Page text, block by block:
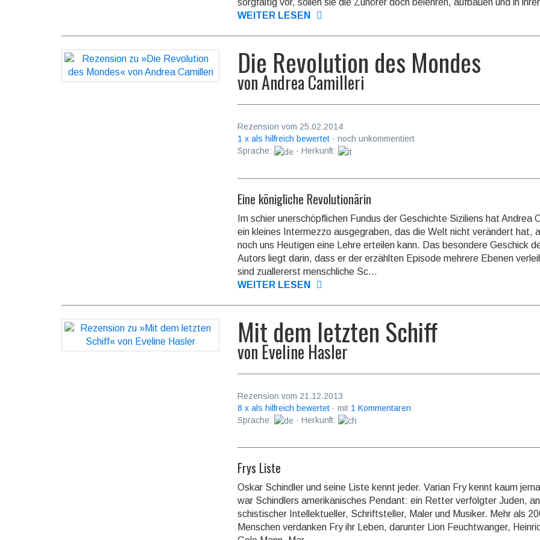
sorg­fäl­tig vor, sollen sie die Zuhörer doch belehren, aufbauen und in
WEITER LESEN
Die Revolution des Mondes
vonAndrea Camilleri
Rezension vom 25.02.2014
1 x als hilfreich bewertet · noch unkommentiert
Sprache:
· Herkunft:
Eine königliche Revolutionärin
Im schier unerschöpflichen Fundus der Geschichte Siziliens hat Andrea
ein kleines Intermezzo ausgegraben, das die Welt nicht verändert hat,
noch uns Heutigen eine Lehre erteilen kann. Das be­sondere Geschick
Autors liegt darin, dass er der erzählten Episode meh­re­re Ebenen
sind zuallererst menschliche Sc...
WEITER LESEN
Mit dem letzten Schiff
von Eveline Hasler
Rezension vom 21.12.2013
8 x als hilfreich bewertet · mit 1 Kommentaren
Sprache:
· Herkunft:
Frys Liste
Oskar Schindler und seine Liste kennt jeder. Varian Fry kennt kaum
war Schindlers amerikani­sches Pendant: ein Retter verfolgter Juden,
schis­tischer Intellektueller, Schriftsteller, Maler und Mu­siker. Mehr als
Men­schen verdanken Fry ihr Leben, darunter Lion Feuchtwanger,